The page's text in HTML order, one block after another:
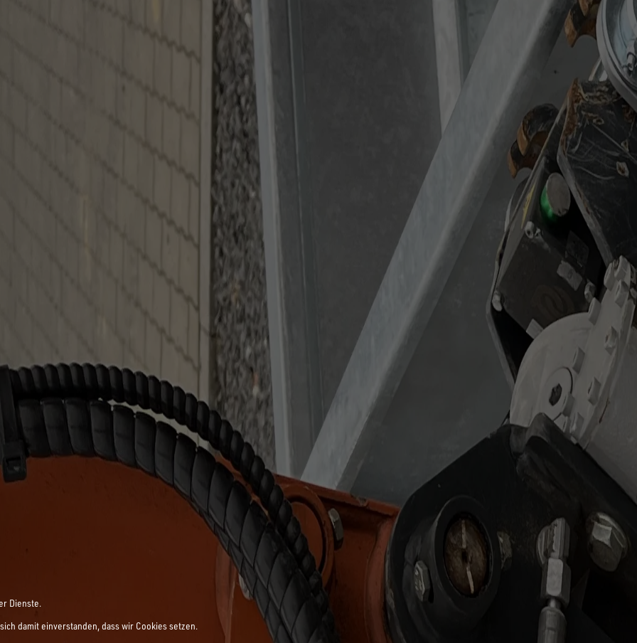
Dienste.
damit einverstanden, dass wir Cookies setzen.